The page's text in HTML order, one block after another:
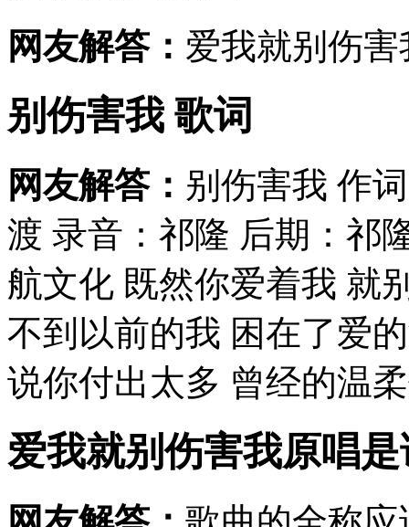
网友解答： 爱我就别伤
别伤害我 歌词
网友解答： 别伤害我 作
渡 录音：祁隆 后期：祁
航文化 既然你爱着我 就
不到以前的我 困在了爱
说你付出太多 曾经的温
爱我就别伤害我原唱